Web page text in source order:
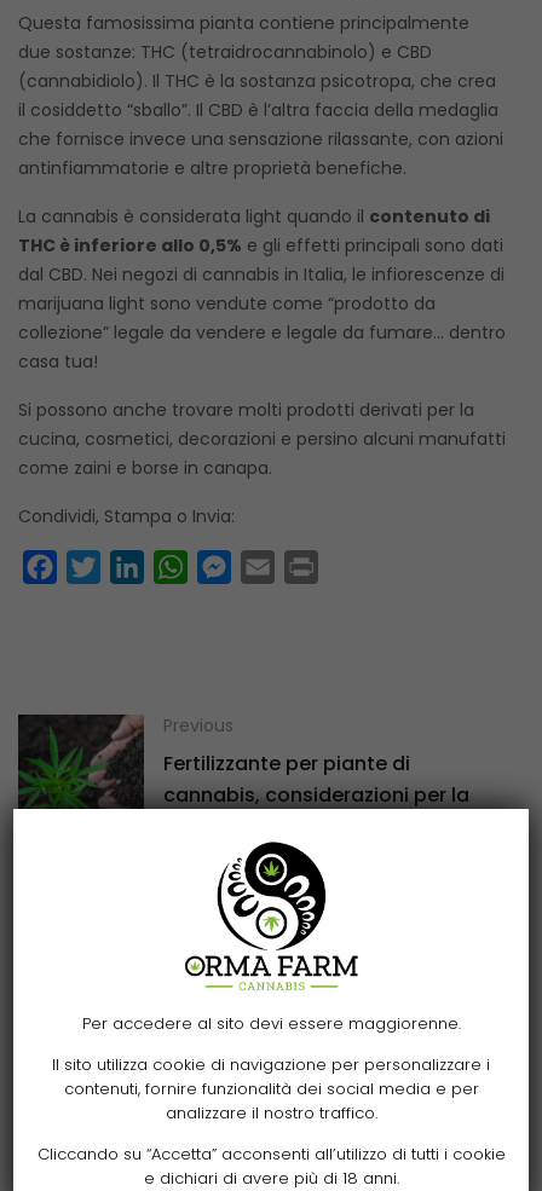
Questa famosissima pianta contiene principalmente
due sostanze: THC (tetraidrocannabinolo) e CBD
(cannabidiolo). Il THC è la sostanza psicotropa, che crea
il cosiddetto “sballo”. Il CBD è l’altra faccia della medaglia
che fornisce invece una sensazione rilassante, con azioni
antinfiammatorie e altre proprietà benefiche.
La cannabis è considerata light quando il contenuto di
THC è inferiore allo 0,5% e gli effetti principali sono dati
dal CBD. Nei negozi di cannabis in Italia, le infiorescenze di
marijuana light sono vendute come “prodotto da
collezione” legale da vendere e legale da fumare… dentro
casa tua!
Si possono anche trovare molti prodotti derivati ​​per la
cucina, cosmetici, decorazioni e persino alcuni manufatti
come zaini e borse in canapa.
Condividi, Stampa o Invia:
FacebookTwitterLinkedInWhatsAppMessenger
Email
Previous
Fertilizzante per piante di
cannabis, considerazioni per la
H4CBD cos’è? Che effetti ha? È
legale? Scopri tutto su questo
nuovo cannabinoide
Per accedere al sito devi essere maggiorenne.
Il sito utilizza cookie di navigazione per personalizzare i
contenuti, fornire funzionalità dei social media e per
analizzare il nostro traffico.
Cliccando su “Accetta” acconsenti all’utilizzo di tutti i cookie
e dichiari di avere più di 18 anni.